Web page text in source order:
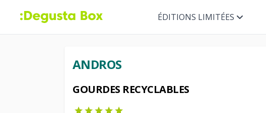
ÉDITIONS LIMITÉES
ANDROS
GOURDES RECYCLABLES